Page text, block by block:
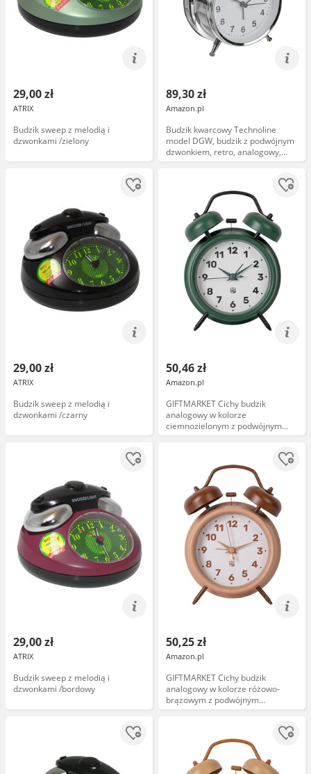
29,00 zł
ATRIX
Budzik sweep z melodią i
dzwonkami /zielony
89,30 zł
Amazon.pl
Budzik kwarcowy Technoline
model DGW, budzik z podwójnym
dzwonkiem, retro, analogowy,
metaliczny, srebrny, 165 x 55 x
29,00 zł
ATRIX
Budzik sweep z melodią i
dzwonkami /czarny
50,46 zł
Amazon.pl
GIFTMARKET Cichy budzik
analogowy w kolorze
ciemnozielonym z podwójnym
dzwonkiem i nocnym
tykania, 11,7 x 16 cm, doskonały
do domu lub jako prezent.
29,00 zł
ATRIX
Budzik sweep z melodią i
dzwonkami /bordowy
50,25 zł
Amazon.pl
GIFTMARKET Cichy budzik
analogowy w kolorze różowo-
brązowym z podwójnym
dzwonkiem i nocnym
retro bez tykania, 11,7 x 16 cm, do
sypialni lub biura.